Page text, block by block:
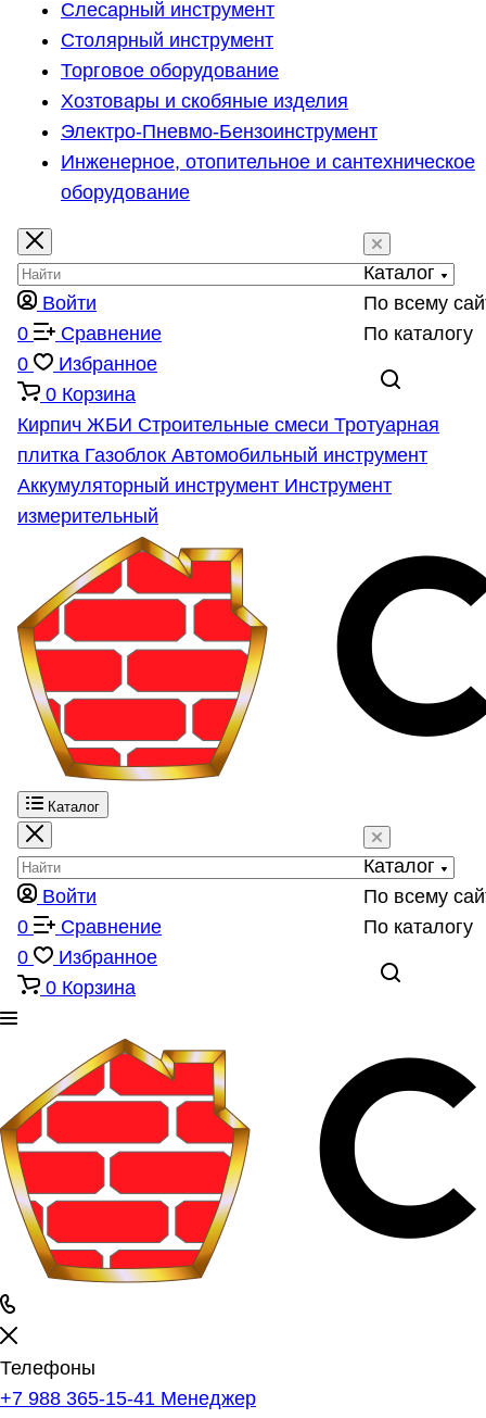
Слесарный инструмент
Столярный инструмент
Торговое оборудование
Хозтовары и скобяные изделия
Электро-Пневмо-Бензоинструмент
Инженерное, отопительное и сантехническое
оборудование
Каталог
По всему
По каталогу
Войти
0
Сравнение
0
Избранное
0 Корзина
Кирпич ЖБИ Строительные смеси Тротуарная
плитка Газоблок Автомобильный инструмент
Аккумуляторный инструмент Инструмент
измерительный
Каталог
Каталог
По всему
По каталогу
Войти
0
Сравнение
0
Избранное
0 Корзина
Телефоны
+7 988 365-15-41 Менеджер